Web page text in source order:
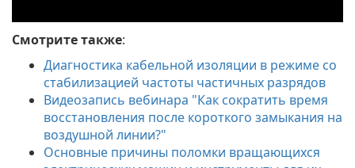
Смотрите также:
Диагностика кабельной изоляции в режиме со
стабилизацией частоты частичных разрядов
Видеозапись вебинара "Как сократить время
восстановления после короткого замыкания на
воздушной линии?"
Основные причины поломки вращающихся